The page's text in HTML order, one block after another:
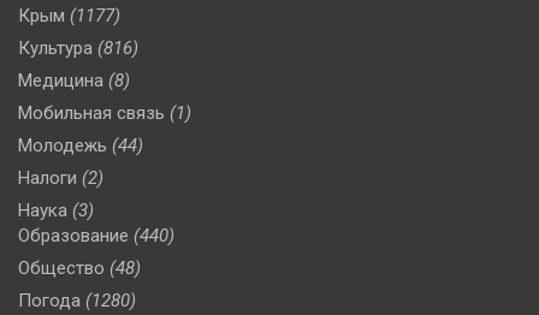
Крым (1177)
Культура (816)
Медицина (8)
Мобильная связь (1)
Молодежь (44)
Налоги (2)
Наука (3)
Образование (440)
Общество (48)
Погода (1280)